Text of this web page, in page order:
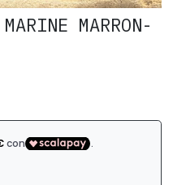
MARRON-